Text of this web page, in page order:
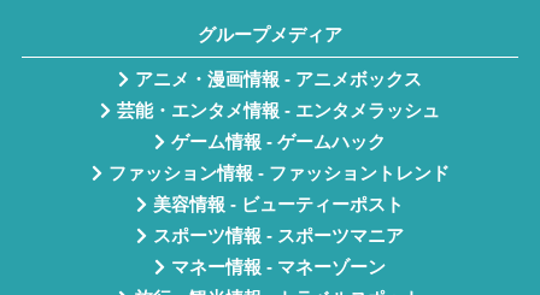
グループメディア
アニメ・漫画情報 - アニメボックス
芸能・エンタメ情報 - エンタメラッシュ
ゲーム情報 - ゲームハック
ファッション情報 - ファッショントレンド
美容情報 - ビューティーポスト
スポーツ情報 - スポーツマニア
マネー情報 - マネーゾーン